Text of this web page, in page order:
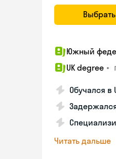
Южный
UK degree •
Обучался в
Читать дальше